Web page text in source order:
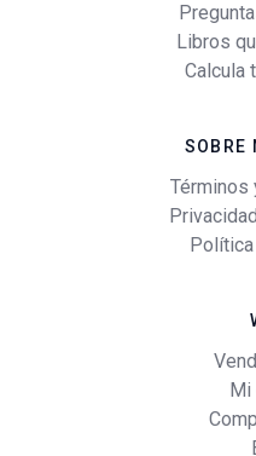
Libros
Calcula
SOBRE
Términos